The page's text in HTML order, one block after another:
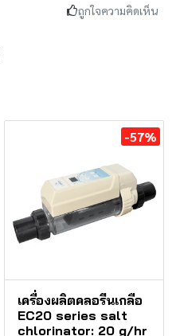
ถูกใจความคิดเห็น
-57%
เครื่องผลิตคลอรีนเกลือ
EC20 series salt
chlorinator: 20 g/hr